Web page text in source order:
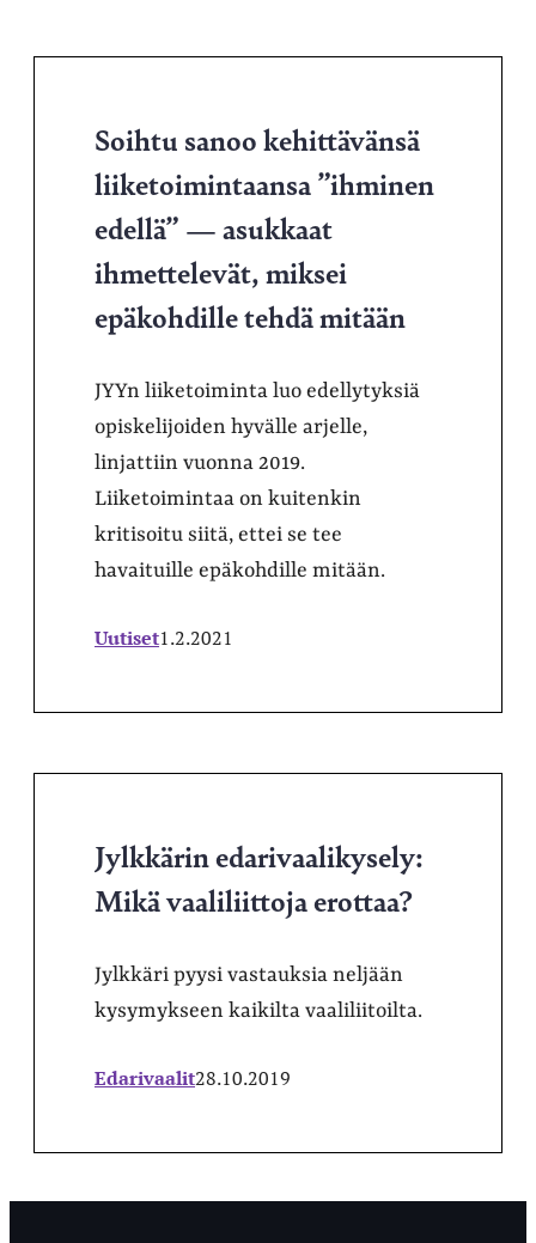
Soihtu sanoo kehittävänsä
liiketoimintaansa ”ihminen
edellä” — asukkaat
ihmettelevät, miksei
epäkohdille tehdä mitään
JYYn liiketoiminta luo edellytyksiä
opiskelijoiden hyvälle arjelle,
linjattiin vuonna 2019.
Liiketoimintaa on kuitenkin
kritisoitu siitä, ettei se tee
havaituille epäkohdille mitään.
Uutiset1.2.2021
Jylkkärin edarivaalikysely:
Mikä vaaliliittoja erottaa?
Jylkkäri pyysi vastauksia neljään
kysymykseen kaikilta vaaliliitoilta.
Edarivaalit28.10.2019